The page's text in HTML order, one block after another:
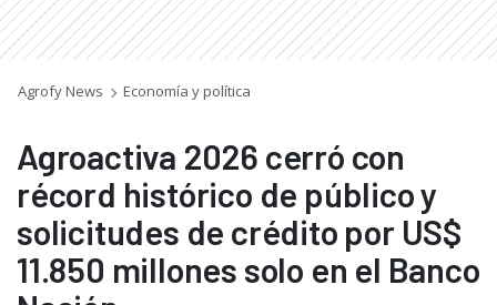
Agrofy News Economía y política
Agroactiva 2026 cerró con
récord histórico de público y
solicitudes de crédito por US$
11.850 millones solo en el Banco